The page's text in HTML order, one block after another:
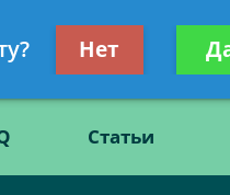
Получите
Статьи
Нет